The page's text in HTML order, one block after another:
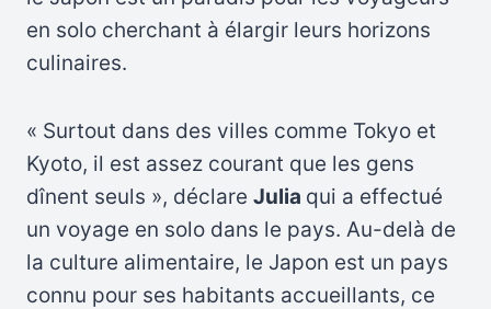
en solo cherchant à élargir leurs horizons
culinaires.
« Surtout dans des villes comme Tokyo et
Kyoto, il est assez courant que les gens
dînent seuls », déclare Julia qui a effectué
un voyage en solo dans le pays. Au-delà de
la culture alimentaire, le Japon est un pays
connu pour ses habitants accueillants, ce